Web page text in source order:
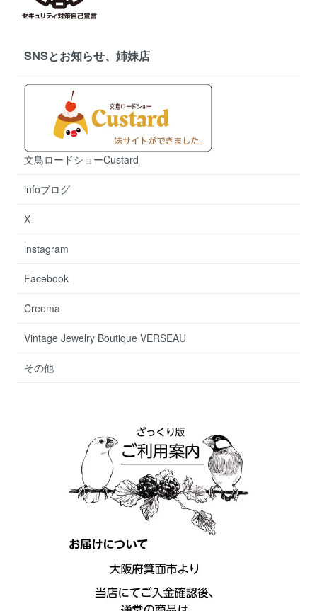
SNSとお知らせ、姉妹店
文鳥ロードショーCustard
infoブログ
X
instagram
Facebook
Creema
Vintage Jewelry Boutique VERSEAU
その他